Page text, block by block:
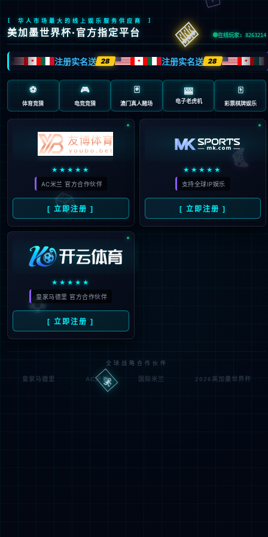
404 页面不存在。可
能你打开的是过期的
书签，或者输入了错
误的地址。
3秒后